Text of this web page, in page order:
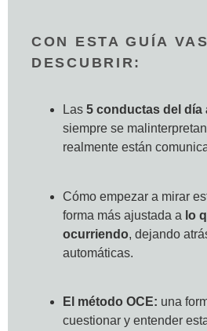
CON ESTA GUÍA
DESCUBRIR:
Las 5 conductas del día
siempre se
realmente están
Cómo empezar a mirar
forma más ajustada a lo
ocurriendo, dejando
automáticas.
El método OCE: una
cuestionar y entender